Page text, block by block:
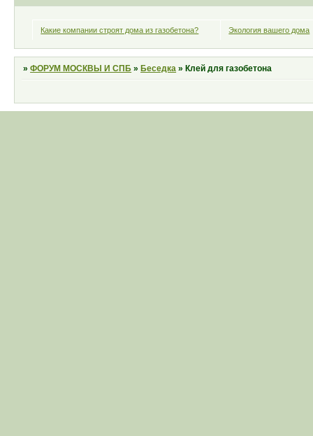
Какие компании строят дома из газобетона? Экология вашего дома
»ФОРУМ МОСКВЫ И СПБ » Беседка » Клей для газобетона